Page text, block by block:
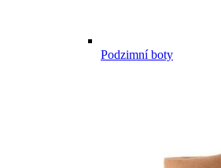
Podzimní boty